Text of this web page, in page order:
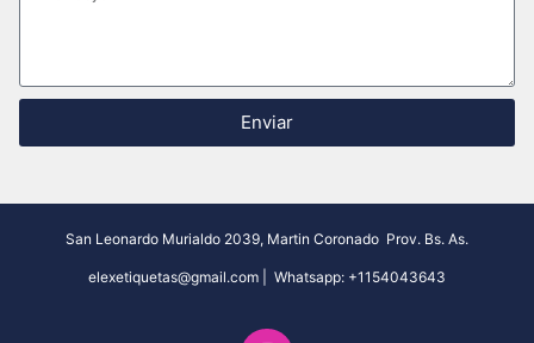
Enviar
San Leonardo Murialdo 2039, Martin Coronado Prov. Bs. As.
elexetiquetas@gmail.com | Whatsapp: +1154043643